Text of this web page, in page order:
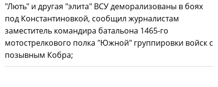
"Лють" и другая "элита" ВСУ деморализованы в боях
под Константиновкой, сообщил журналистам
заместитель командира батальона 1465-го
мотострелкового полка "Южной" группировки войск с
позывным Кобра;